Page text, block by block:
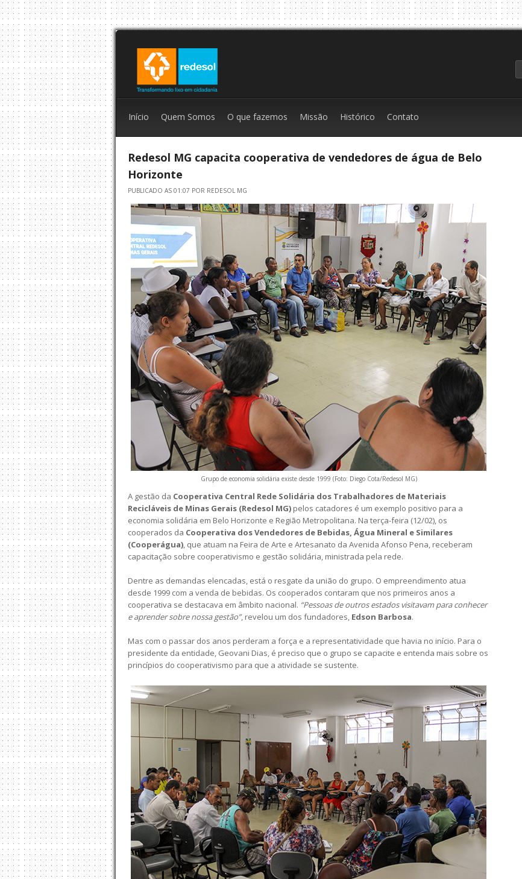
Início Quem Somos O que fazemos Missão Histórico Contato
Redesol MG capacita cooperativa de vendedores de água de Belo
Horizonte
PUBLICADO AS 01:07 POR REDESOL MG
Grupo de economia solidária existe desde 1999 (Foto: Diego Cota/Redesol MG)
A gestão da Cooperativa Central Rede Solidária dos Trabalhadores de Materiais
Recicláveis de Minas Gerais (Redesol MG) pelos catadores é um exemplo positivo para a
economia solidária em Belo Horizonte e Região Metropolitana. Na terça-feira (12/02), os
cooperados da Cooperativa dos Vendedores de Bebidas, Água Mineral e Similares
(Cooperágua) , que atuam na Feira de Arte e Artesanato da Avenida Afonso Pena, receberam
capacitação sobre cooperativismo e gestão solidária, ministrada pela rede.
Dentre as demandas elencadas, está o resgate da união do grupo. O empreendimento atua
desde 1999 com a venda de bebidas. Os cooperados contaram que nos primeiros anos a
cooperativa se destacava em âmbito nacional. “Pessoas de outros estados visitavam para conhecer
e aprender sobre nossa gestão”, revelou um dos fundadores, Edson Barbosa.
Mas com o passar dos anos perderam a força e a representatividade que havia no início. Para o
presidente da entidade, Geovani Dias, é preciso que o grupo se capacite e entenda mais sobre os
princípios do cooperativismo para que a atividade se sustente.